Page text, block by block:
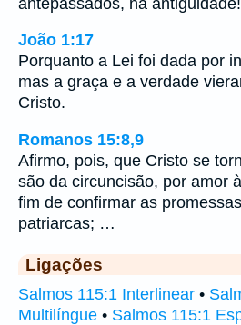
João 1:17
Porquanto a Lei foi dada por
mas a graça e a verdade
Cristo.
Romanos 15:8,9
Afirmo, pois, que Cristo se
são da circuncisão, por amor
fim de confirmar as
patriarcas; …
Ligações
Salmos 115:1 Interlinear •
Multilíngue • Salmos 115:1